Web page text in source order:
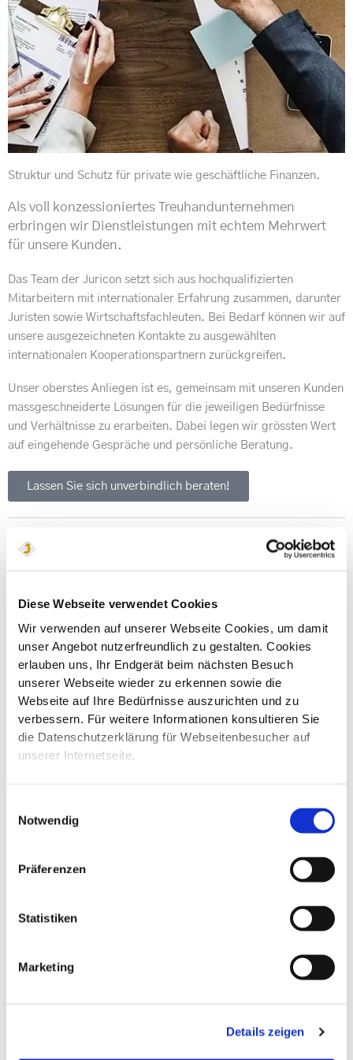
Diese Webseite verwendet Cookies
Wir verwenden auf unserer Webseite Cookies, um damit
unser Angebot nutzerfreundlich zu gestalten. Cookies
erlauben uns, Ihr Endgerät beim nächsten Besuch
unserer Webseite wieder zu erkennen sowie die
Webseite auf Ihre Bedürfnisse auszurichten und zu
verbessern. Für weitere Informationen konsultieren Sie
die Datenschutzerklärung für Webseitenbesucher auf
unserer Internetseite.
Notwendig
Präferenzen
Statistiken
Marketing
Details zeigen
Struktur und Schutz für private wie geschäftliche Finanzen.
Als voll konzessioniertes Treuhandunternehmen
erbringen wir Dienstleistungen mit echtem Mehrwert
für unsere Kunden.
Das Team der Juricon setzt sich aus hochqualifizierten
Mitarbeitern mit internationaler Erfahrung zusammen, darunter
Juristen sowie Wirtschaftsfachleuten. Bei Bedarf können wir auf
unsere ausgezeichneten Kontakte zu ausgewählten
internationalen Kooperationspartnern zurückgreifen.
Unser oberstes Anliegen ist es, gemeinsam mit unseren Kunden
massgeschneiderte Lösungen für die jeweiligen Bedürfnisse
und Verhältnisse zu erarbeiten. Dabei legen wir grössten Wert
auf eingehende Gespräche und persönliche Beratung.
Lassen Sie sich unverbindlich beraten!
Unsere Dienstleistungen - Optimal an Ihre Bedürfnisse
angepasst:
Asset Protection
im weitesten Sinne.